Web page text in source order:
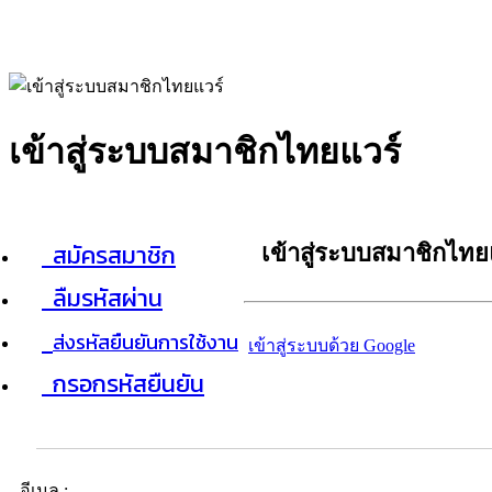
เข้าสู่ระบบสมาชิกไทยแวร์
สมัครสมาชิก
ลืมรหัสผ่าน
ส่งรหัสยืนยันการใช้งาน
กรอกรหัสยืนยัน
เข้าสู่ระบบสมาชิกไท
เข้าสู่ระบบด้วย Google